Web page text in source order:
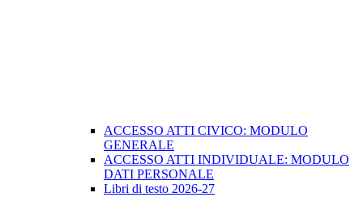
ACCESSO ATTI CIVICO: MODULO
GENERALE
ACCESSO ATTI INDIVIDUALE: MODULO
DATI PERSONALE
Libri di testo 2026-27